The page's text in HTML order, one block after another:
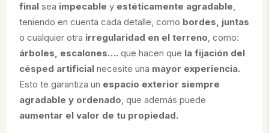
final sea impecable y estéticamente agradable,
teniendo en cuenta cada detalle, como bordes, juntas
o cualquier otra irregularidad en el terreno, como:
árboles, escalones….que hacen que la fijación del
césped artificialnecesite una mayor experiencia.
Esto te garantiza un espacio exterior siempre
agradable y ordenado, que además puede
aumentar el valor de tu propiedad.